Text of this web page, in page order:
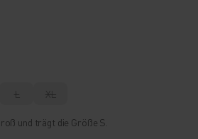
L XL
und trägt die Größe S.